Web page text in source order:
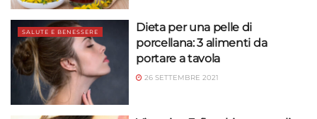
SALUTE E BENESSERE
Dieta per una pelle di
porcellana: 3 alimenti da
portare a tavola
26 SETTEMBRE 2021